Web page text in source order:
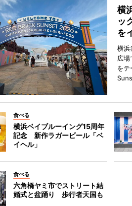
横
ッ
を
横浜
広場
をテ
食べる
横浜ベイブルーイング15周年
記念 新作ラガービール「ベ
イヘル」
食べる
六角橋ヤミ市でストリート結
婚式と盆踊り 歩行者天国も